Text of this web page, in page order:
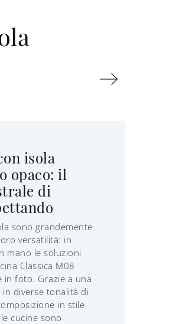
isola
opaco: il
di
sono grandemente
versatilità: in
mano le soluzioni
Classica M08
in foto. Grazie a una
in diverse tonalità di
in stile
cucine sono